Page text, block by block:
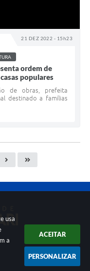
usa
a
ACEITAR
PERSONALIZAR
21 DEZ 2022 - 15h23
ordem de
populares
de obras, prefeita
destinado a famílias